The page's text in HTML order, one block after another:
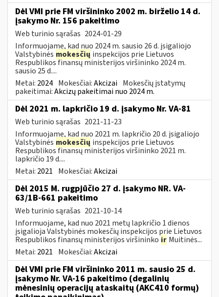
Dėl VMI prie FM viršininko 2002 m. birželio 14 d.
įsakymo Nr. 156 pakeitimo
Web turinio sąrašas 2024-01-29
Informuojame, kad nuo 2024 m. sausio 26 d. įsigaliojo
Valstybinės mokesčių inspekcijos prie Lietuvos
Respublikos finansų ministerijos viršininko 2024 m.
sausio 25 d....
Metai: 2024 Mokesčiai:Akcizai Mokesčių įstatymų
pakeitimai:Akcizų pakeitimai nuo 2024 m.
Dėl 2021 m. lapkričio 19 d. įsakymo Nr. VA-81
Web turinio sąrašas 2021-11-23
Informuojame, kad nuo 2021 m. lapkričio 20 d. įsigaliojo
Valstybinės mokesčių inspekcijos prie Lietuvos
Respublikos finansų ministerijos viršininko 2021 m.
lapkričio 19 d....
Metai: 2021 Mokesčiai:Akcizai
Dėl 2015 M. rugpjūčio 27 d. įsakymo NR. VA-
63/1B-661 pakeitimo
Web turinio sąrašas 2021-10-14
Informuojame, kad nuo 2021 metų lapkričio 1 dienos
įsigalioja Valstybinės mokesčių inspekcijos prie Lietuvos
Respublikos finansų ministerijos viršininko ir Muitinės...
Metai: 2021 Mokesčiai:Akcizai
Dėl VMI prie FM viršininko 2011 m. sausio 25 d.
įsakymo Nr. VA-16 pakeitimo (degalinių
mėnesinių operacijų ataskaitų (AKC410 formų)